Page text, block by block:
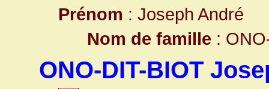
Prénom : Joseph André
Nom de famille :
ONO-DIT-BIOT